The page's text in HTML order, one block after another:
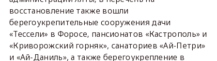
восстановление также вошли
берегоукрепительные сооружения дачи
«Тессели» в Форосе, пансионатов «Кастрополь» и
«Криворожский горняк», санаториев «Ай-Петри»
и «Ай-Даниль», а также берегоукрепление в